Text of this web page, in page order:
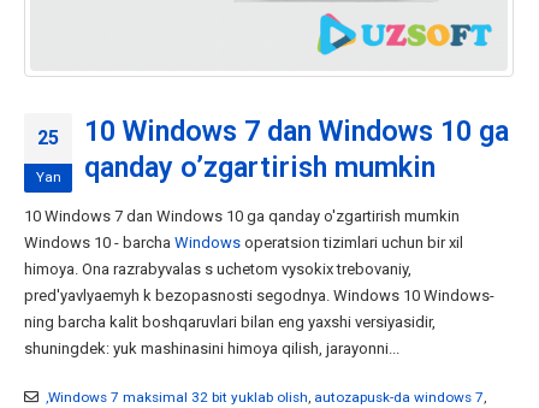
25
Yan
10 Windows 7 dan Windows 10 ga
qanday o’zgartirish mumkin
10 Windows 7 dan Windows 10 ga qanday o'zgartirish mumkin
Windows 10 - barcha Windows operatsion tizimlari uchun bir xil
himoya. Ona razrabyvalas s uchetom vysokix trebovaniy,
pred'yavlyaemyh k bezopasnosti segodnya. Windows 10 Windows-
ning barcha kalit boshqaruvlari bilan eng yaxshi versiyasidir,
shuningdek: yuk mashinasini himoya qilish, jarayonni...
,Windows 7 maksimal 32 bit yuklab olish, autozapusk-da windows 7,